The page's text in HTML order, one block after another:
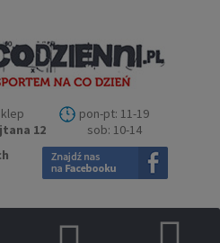
12
pon-pt: 11-19
sob: 10-14